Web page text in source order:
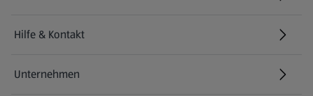
Hilfe & Kontakt
(öffnet in einem neuen Tab)
Unternehmen